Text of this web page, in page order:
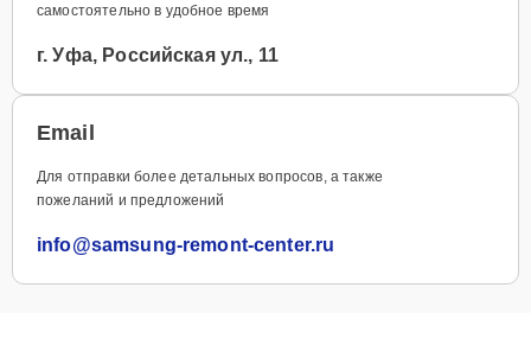
самостоятельно в удобное время
г. Уфа, Российская ул., 11
Email
Для отправки более детальных вопросов, а также
пожеланий и предложений
info@samsung-remont-center.ru